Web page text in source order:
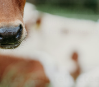
Met mijn hoofd bleef ik de
luister naar mijn gevoel,
krijgt van het hele pakket
Luuk
Het team